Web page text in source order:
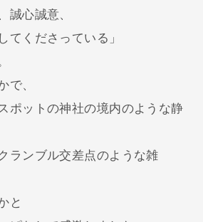
誠心誠意、
てくださっている」
で、
ポットの神社の境内のような静
ランブル交差点のような雑
と